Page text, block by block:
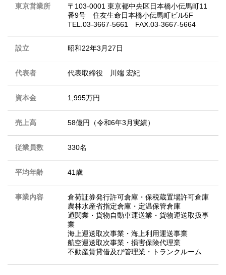
東京営業所
〒103-0001 東京都中央区日本橋小伝馬町11
番9号 住友生命日本橋小伝馬町ビル5F
TEL.03-3667-5661 FAX.03-3667-5664
設立 昭和22年3月27日
代表者 代表取締役 川端 宏紀
資本金 1,995万円
売上高 58億円（令和6年3月実績）
従業員数 330名
平均年齢 41歳
事業内容
倉荷証券発行許可倉庫・保税蔵置場許可倉庫
農林水産省指定倉庫・定温保管倉庫
通関業・貨物自動車運送業・貨物運送取扱事
業
海上運送取次事業・海上利用運送事業
航空運送取次事業・損害保険代理業
不動産賃貸借及び管理業・トランクルーム